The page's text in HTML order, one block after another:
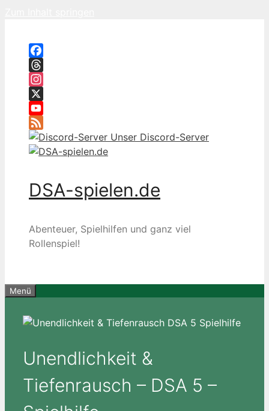
Facebook
Threads
Instagram
X
YouTube
Feed
Unser Discord-Server
DSA-spielen.de
Abenteuer, Spielhilfen und ganz viel
Rollenspiel!
Menü
Unendlichkeit &
Tiefenrausch – DSA 5 –